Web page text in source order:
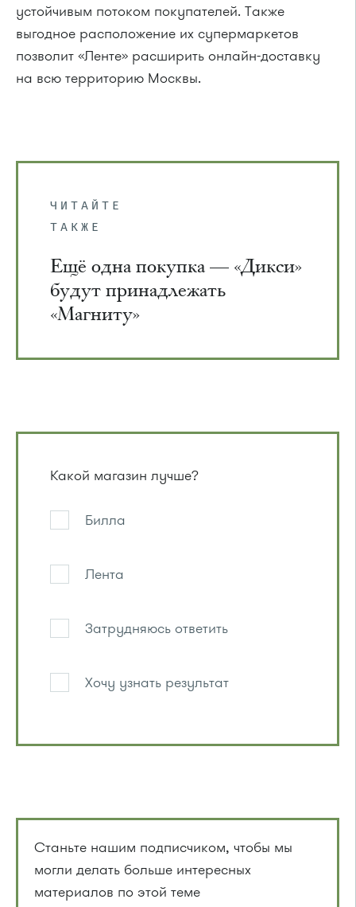
устойчивым потоком покупателей. Также
выгодное расположение их супермаркетов
позволит «Ленте» расширить онлайн-доставку
на всю территорию Москвы.
ЧИТАЙТЕ
ТАКЖЕ
Ещё одна покупка — «Дикси»
будут принадлежать
«Магниту»
Какой магазин лучше?
Билла
Лента
Затрудняюсь ответить
Хочу узнать результат
Станьте нашим подписчиком, чтобы мы
могли делать больше интересных
материалов по этой теме